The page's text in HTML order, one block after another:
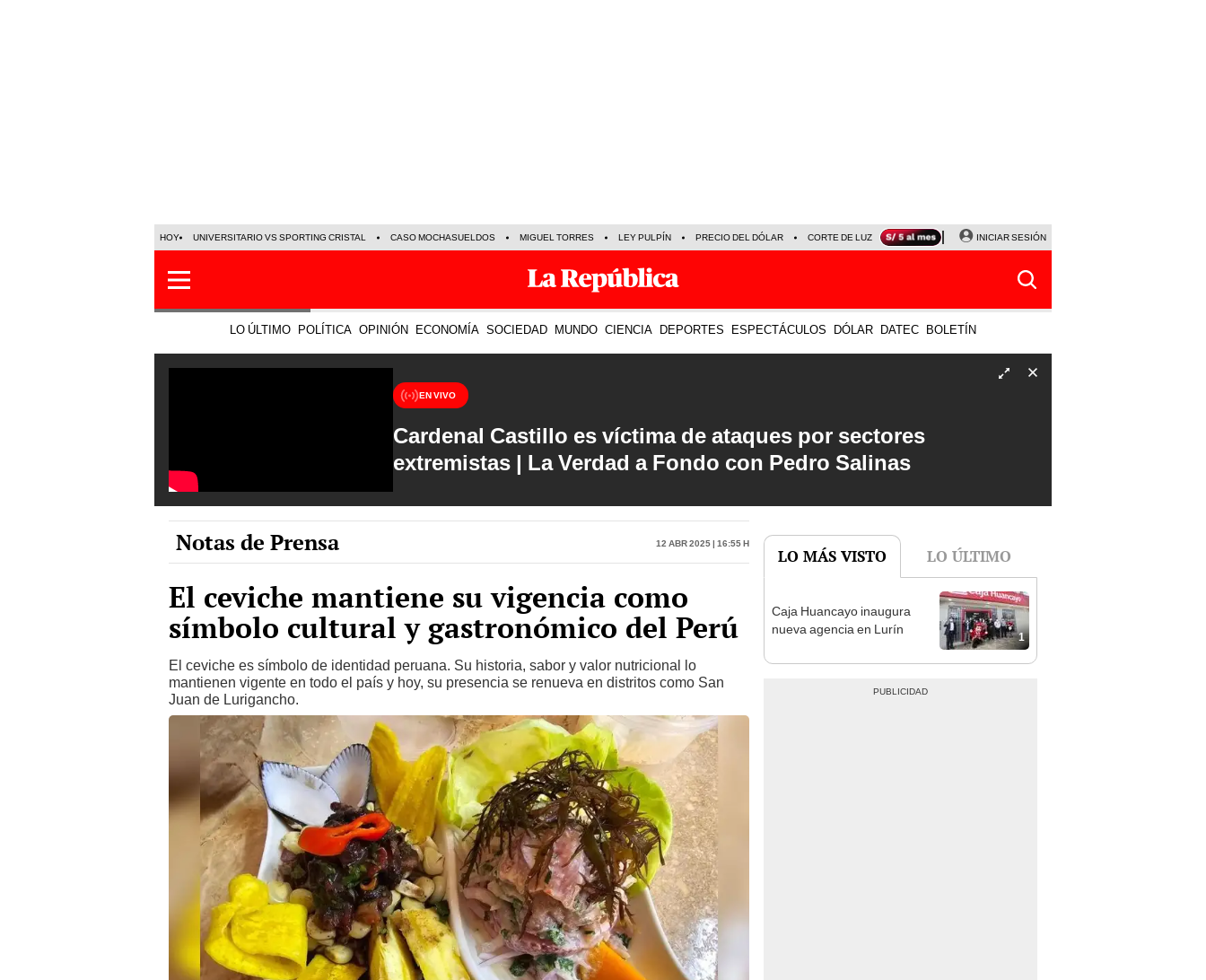
HOY UNIVERSITARIO VS SPORTING CRISTAL CASO MOCHASUELDOS MIGUEL TORRES LEY PULPÍN PRECIO DEL DÓLAR CORTE DE LUZ VIERNES 7 DE AGOSTO ALBERTO BENAVIDES
INICIAR SESIÓN
LO ÚLTIMO POLÍTICA OPINIÓN ECONOMÍA SOCIEDAD MUNDO CIENCIA DEPORTES ESPECTÁCULOS DÓLAR DATEC BOLETÍN
EN VIVO
Cardenal Castillo es víctima de ataques por sectores
extremistas | La Verdad a Fondo con Pedro Salinas
Notas de Prensa 12 Abr 2025 | 16:55 h
El ceviche mantiene su vigencia como
símbolo cultural y gastronómico del Perú
El ceviche es símbolo de identidad peruana. Su historia, sabor y valor nutricional lo
mantienen vigente en todo el país y hoy, su presencia se renueva en distritos como San
Juan de Lurigancho.
LO MÁS VISTO LO ÚLTIMO
1
Caja Huancayo inaugura
nueva agencia en Lurín